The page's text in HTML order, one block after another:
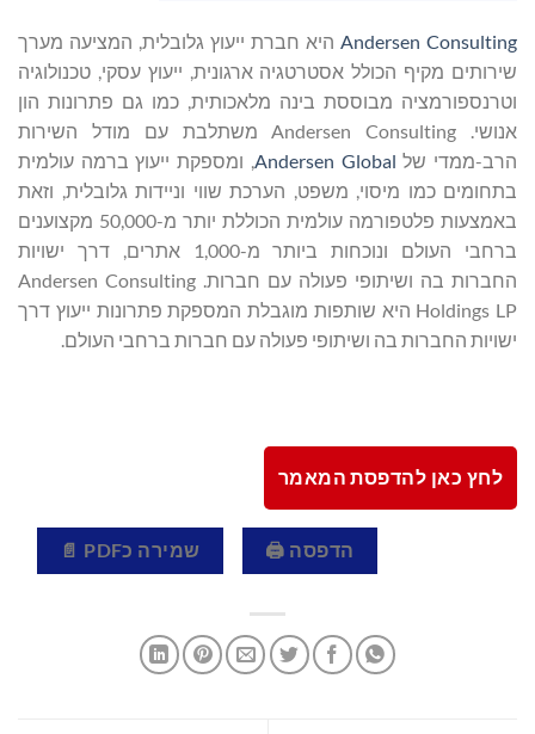
Andersen Consulting היא חברת ייעוץ גלובלית, המציעה מערך
שירותים מקיף הכולל אסטרטגיה ארגונית, ייעוץ עסקי, טכנולוגיה
וטרנספורמציה מבוססת בינה מלאכותית, כמו גם פתרונות הון
אנושי. Andersen Consulting משתלבת עם מודל השירות
הרב-ממדי של Andersen Global, ומספקת ייעוץ ברמה עולמית
בתחומים כמו מיסוי, משפט, הערכת שווי וניידות גלובלית, וזאת
באמצעות פלטפורמה עולמית הכוללת יותר מ-50,000 מקצוענים
ברחבי העולם ונוכחות ביותר מ-1,000 אתרים, דרך ישויות
החברות בה ושיתופי פעולה עם חברות. Andersen Consulting
Holdings LP היא שותפות מוגבלת המספקת פתרונות ייעוץ דרך
ישויות החברות בה ושיתופי פעולה עם חברות ברחבי העולם.
לחץ כאן להדפסת המאמר
הדפסה 🖨 שמירה כPDF 📄